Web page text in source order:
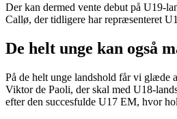
Der kan dermed vente debut på U19-
Callø, der tidligere har repræsenteret
De helt unge kan også
På de helt unge landshold får vi glæde
Viktor de Paoli, der skal med U18-
efter den succesfulde U17 EM, hvor